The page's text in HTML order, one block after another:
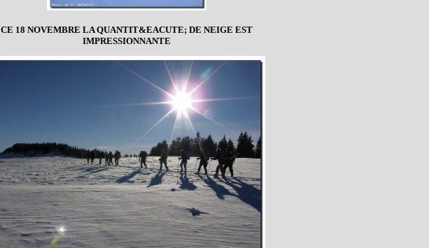
CE 18 NOVEMBRE LA QUANTIT&EACUTE; DE NEIGE EST
IMPRESSIONNANTE